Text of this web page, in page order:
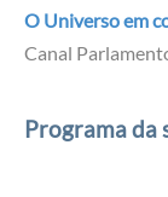
O Universo em
Canal
Programa da